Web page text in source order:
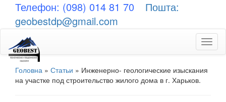
Телефон: (098) 014 81 70
Пошта:
geobestdp@gmail.com
Головна » Статьи » Инженерно- геологические изыскания
на участке под строительство жилого дома в г. Харьков.